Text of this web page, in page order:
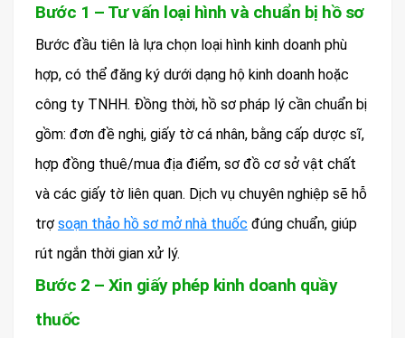
Bước 1 – Tư vấn loại hình và chuẩn bị hồ sơ
Bước đầu tiên là lựa chọn loại hình kinh doanh phù
hợp, có thể đăng ký dưới dạng hộ kinh doanh hoặc
công ty TNHH. Đồng thời, hồ sơ pháp lý cần chuẩn bị
gồm: đơn đề nghị, giấy tờ cá nhân, bằng cấp dược sĩ,
hợp đồng thuê/mua địa điểm, sơ đồ cơ sở vật chất
và các giấy tờ liên quan. Dịch vụ chuyên nghiệp sẽ hỗ
trợ soạn thảo hồ sơ mở nhà thuốc đúng chuẩn, giúp
rút ngắn thời gian xử lý.
Bước 2 – Xin giấy phép kinh doanh quầy
thuốc